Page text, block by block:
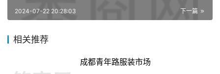
下一篇
2024-07-22 20:28:03
相关推荐
成都青年路服装市场